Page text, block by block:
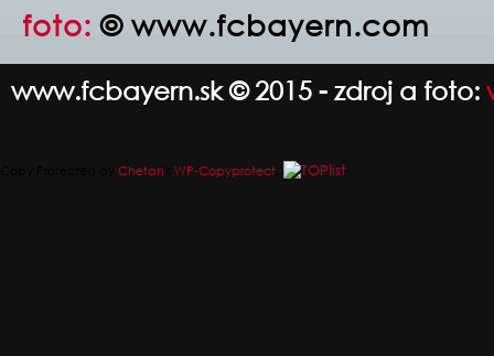
foto:© www.fcbayern.com
www.fcbayern.sk © 2015 - zdroj a foto:
Chetan WP-Copyprotect